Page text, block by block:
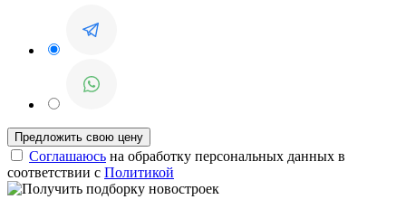
Соглашаюсь на обработку персональных данных в
соответствии с Политикой